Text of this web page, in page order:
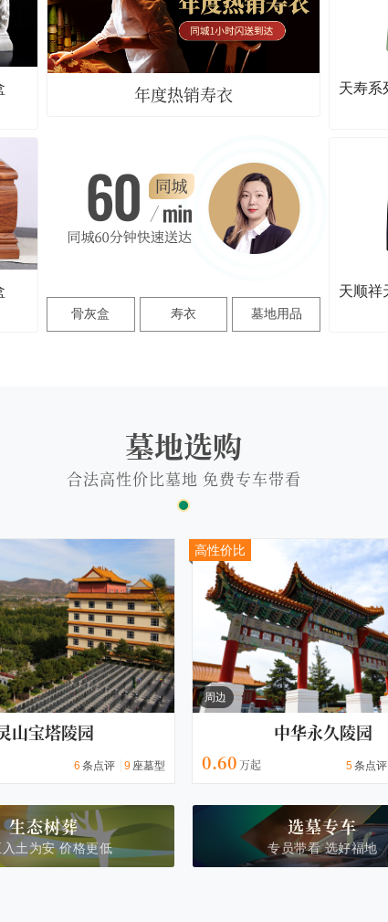
年度热销寿衣
骨灰盒 寿衣 墓地用品
墓地选购
合法高性价比墓地 免费专车带看
山宝塔陵园
6 条点评 9 座墓型
高性价比
周边
中华永久陵园
0.60
5条点评
生态树葬
土为安 价格更低
选墓专车
专员带看 选好福地